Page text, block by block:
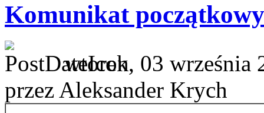
Komunikat
wtorek, 03 września
przez Aleksander Krych